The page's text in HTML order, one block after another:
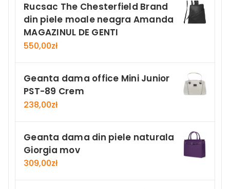
Rucsac The Chesterfield Brand
din piele moale neagra Amanda
MAGAZINUL DE GENTI
550,00zł
Geanta dama office Mini Junior
PST-89 Crem
238,00zł
Geanta dama din piele naturala
Giorgia mov
309,00zł